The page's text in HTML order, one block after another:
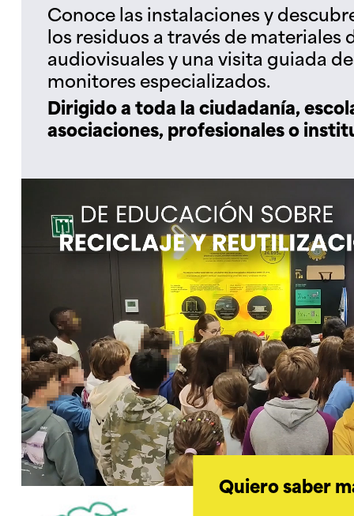
Conoce las instalaciones y
los residuos a través de materiales
audiovisuales y una visita guiada
monitores especializados.
Dirigido a toda la ciudadanía,
asociaciones, profesionales o
Quiero saber